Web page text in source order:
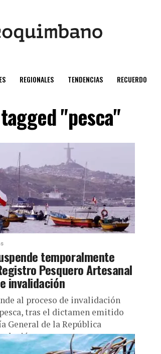
REGIONALES TENDENCIAS RECUERDO
"pesca"
temporalmente
Pesquero Artesanal
invalidación
al proceso de invalidación
tras el dictamen emitido
General de la República
que...